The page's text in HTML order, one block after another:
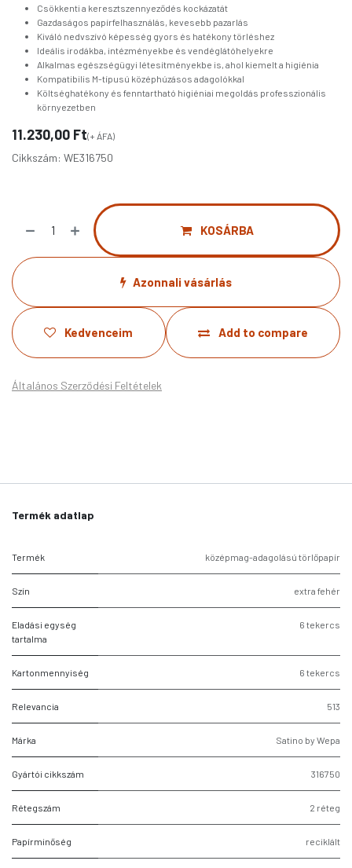
Csökkenti a keresztszennyeződés kockázatát
Gazdaságos papírfelhasználás, kevesebb pazarlás
Kiváló nedvszívó képesség gyors és hatékony törléshez
Ideális irodákba, intézményekbe és vendéglátóhelyekre
Alkalmas egészségügyi létesítményekbe is, ahol kiemelt a higiénia
Kompatibilis M-típusú középhúzásos adagolókkal
Költséghatékony és fenntartható higiéniai megoldás professzionális
környezetben
11.230,00 Ft(+ ÁFA)
Cikkszám: WE316750
KOSÁRBA
Azonnali vásárlás
Add to compare
Kedvenceim
Általános Szerződési Feltételek
Termék adatlap
Termék középmag-adagolású törlőpapír
Szín extra fehér
Eladási egység
tartalma
6 tekercs
Kartonmennyiség 6 tekercs
Relevancia 513
Márka Satino by Wepa
Gyártói cikkszám 316750
Rétegszám 2 réteg
Papírminőség reciklált